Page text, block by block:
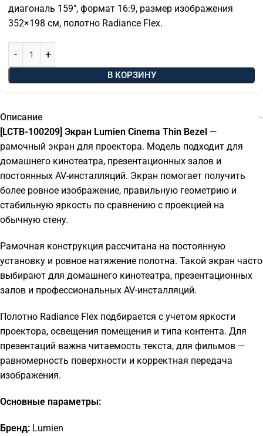
диагональ 159″, формат 16:9, размер изображения
352×198 см, полотно Radiance Flex.
В КОРЗИНУ
Описание
[LCTB-100209] Экран Lumien Cinema Thin Bezel —
рамочный экран для проектора. Модель подходит для
домашнего кинотеатра, презентационных залов и
постоянных AV-инсталляций. Экран помогает получить
более ровное изображение, правильную геометрию и
стабильную яркость по сравнению с проекцией на
обычную стену.
Рамочная конструкция рассчитана на постоянную
установку и ровное натяжение полотна. Такой экран часто
выбирают для домашнего кинотеатра, презентационных
залов и профессиональных AV-инсталляций.
Полотно Radiance Flex подбирается с учетом яркости
проектора, освещения помещения и типа контента. Для
презентаций важна читаемость текста, для фильмов —
равномерность поверхности и корректная передача
изображения.
Основные параметры:
Бренд: Lumien